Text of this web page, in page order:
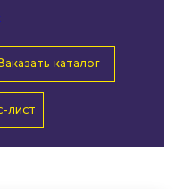
каталог
лист